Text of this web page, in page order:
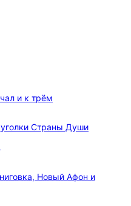
и к трём
Страны Души